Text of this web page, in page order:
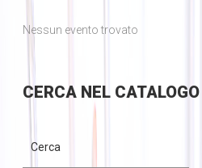
Nessun evento trovato
CERCANEL CATALOGO